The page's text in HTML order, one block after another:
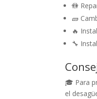
🚻
🧱
🔥
🔧
🎓 Para
el